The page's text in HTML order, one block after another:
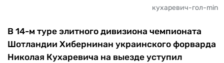
кухаревич-гол-min
В 14-м туре элитного дивизиона чемпионата
Шотландии Хибернинан украинского форварда
Николая Кухаревича на выезде уступил